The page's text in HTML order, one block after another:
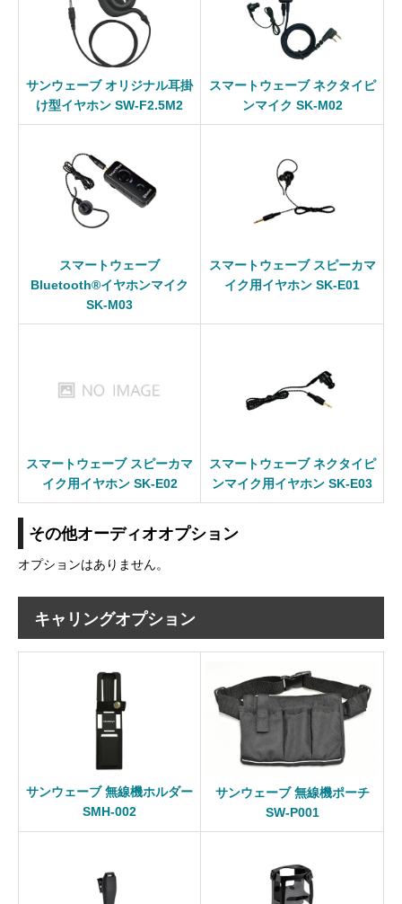
サンウェーブ オリジナル耳掛
け型イヤホン SW-F2.5M2
スマートウェーブ ネクタイピ
ンマイク SK-M02
スマートウェーブ
Bluetooth®イヤホンマイク
SK-M03
スマートウェーブ スピーカマ
イク用イヤホン SK-E01
スマートウェーブ スピーカマ
イク用イヤホン SK-E02
スマートウェーブ ネクタイピ
ンマイク用イヤホン SK-E03
その他オーディオオプション
オプションはありません。
キャリングオプション
サンウェーブ 無線機ホルダー
SMH-002
サンウェーブ 無線機ポーチ
SW-P001